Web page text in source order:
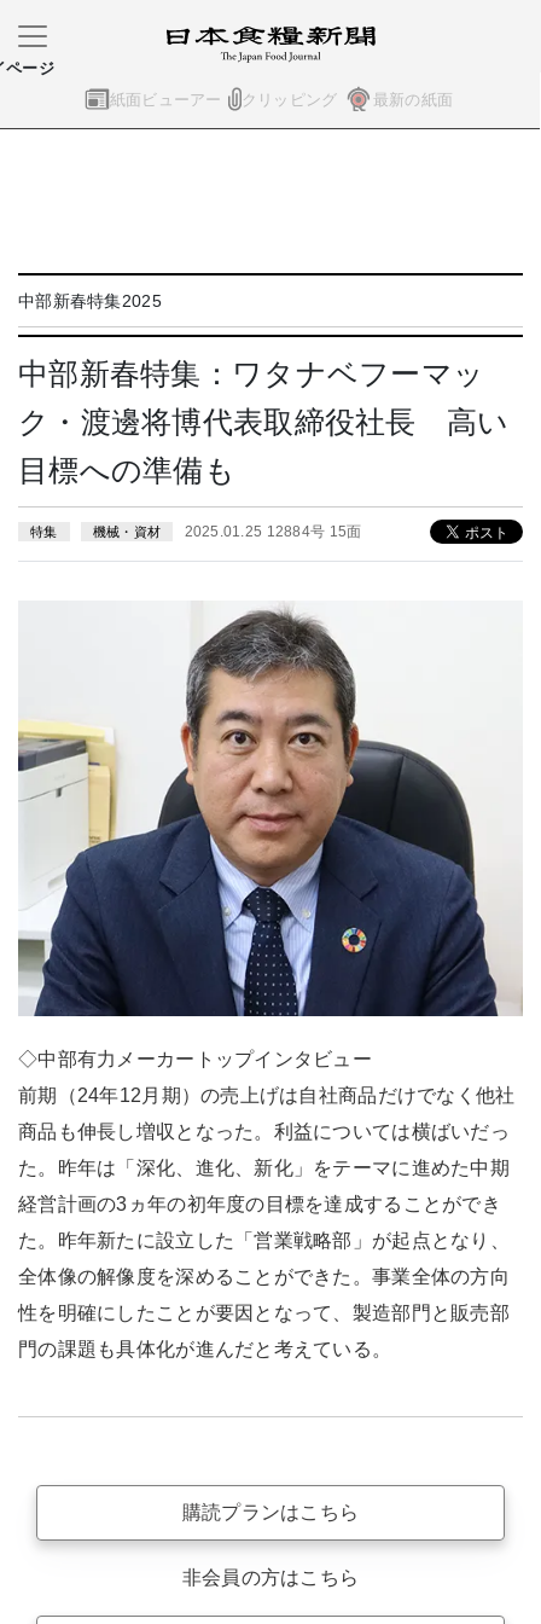
紙面ビューアー クリッピング 最新の紙面
ページ
中部新春特集2025
中部新春特集：ワタナベフーマッ
ク・渡邊将博代表取締役社長 高い
目標への準備も
特集 機械・資材 2025.01.25 12884号 15面
◇中部有力メーカートップインタビュー
前期（24年12月期）の売上げは自社商品だけでなく他社
商品も伸長し増収となった。利益については横ばいだっ
た。昨年は「深化、進化、新化」をテーマに進めた中期
経営計画の3ヵ年の初年度の目標を達成することができ
た。昨年新たに設立した「営業戦略部」が起点となり、
全体像の解像度を深めることができた。事業全体の方向
性を明確にしたことが要因となって、製造部門と販売部
門の課題も具体化が進んだと考えている。
購読プランはこちら
非会員の方はこちら